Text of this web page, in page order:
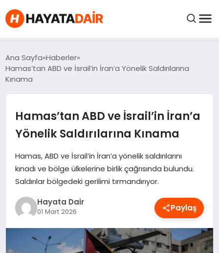
FIYATLAR
HABERLER
İNCELEMELER
KIMDIR?
NEDIR?
OYUN
Ana Sayfa Haberler
Hamas’tan ABD ve İsrail’in İran’a Yönelik Saldırılarına
Kınama
Hamas’tan ABD ve İsrail’in İran’a
Yönelik Saldırılarına Kınama
Hamas, ABD ve İsrail’in İran’a yönelik saldırılarını
kınadı ve bölge ülkelerine birlik çağrısında bulundu.
Saldırılar bölgedeki gerilimi tırmandırıyor.
Hayata Dair
01 Mart 2026 Paylaş